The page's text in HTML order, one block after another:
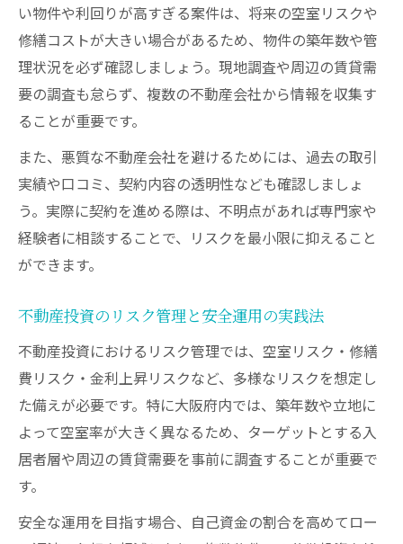
い物件や利回りが高すぎる案件は、将来の空室リスクや
修繕コストが大きい場合があるため、物件の築年数や管
理状況を必ず確認しましょう。現地調査や周辺の賃貸需
要の調査も怠らず、複数の不動産会社から情報を収集す
ることが重要です。
また、悪質な不動産会社を避けるためには、過去の取引
実績や口コミ、契約内容の透明性なども確認しましょ
う。実際に契約を進める際は、不明点があれば専門家や
経験者に相談することで、リスクを最小限に抑えること
ができます。
不動産投資のリスク管理と安全運用の実践法
不動産投資におけるリスク管理では、空室リスク・修繕
費リスク・金利上昇リスクなど、多様なリスクを想定し
た備えが必要です。特に大阪府内では、築年数や立地に
よって空室率が大きく異なるため、ターゲットとする入
居者層や周辺の賃貸需要を事前に調査することが重要で
す。
安全な運用を目指す場合、自己資金の割合を高めてロー